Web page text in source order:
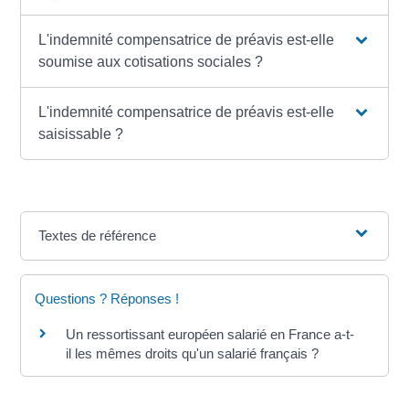
L'indemnité compensatrice de préavis est-elle
soumise aux cotisations sociales ?
L'indemnité compensatrice de préavis est-elle
saisissable ?
Textes de référence
Questions ? Réponses !
Un ressortissant européen salarié en France a-t-
il les mêmes droits qu'un salarié français ?